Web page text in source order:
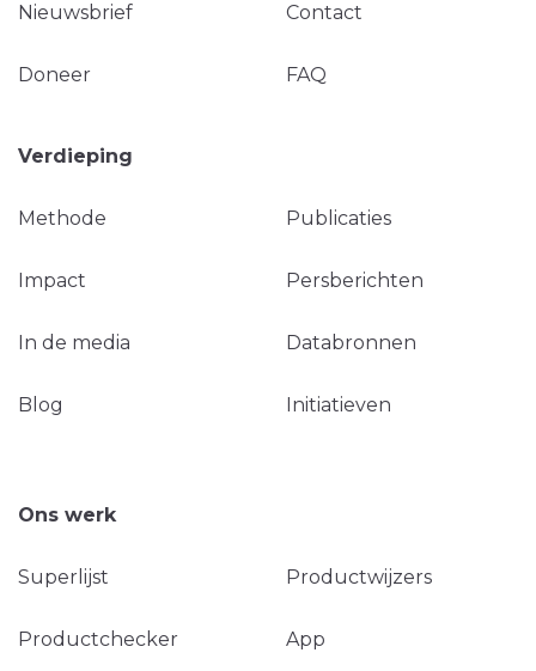
Nieuwsbrief Contact
Doneer FAQ
Verdieping
Methode Publicaties
Impact Persberichten
In de media Databronnen
Blog Initiatieven
Ons werk
Superlijst Productwijzers
Productchecker App